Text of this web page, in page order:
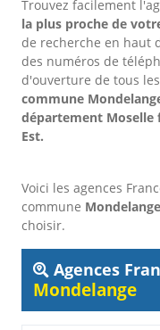
Trouvez facilement
la plus proche de
de recherche en haut
des numéros de
d'ouverture de tous
commune
département Moselle
Est.
Voici les agences
commune
choisir.
Agences
Mondelange